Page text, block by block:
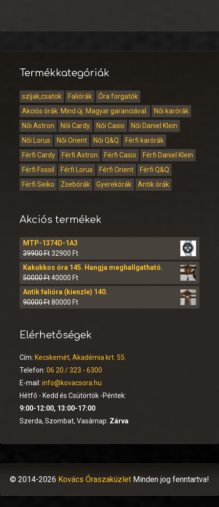
Termékkategóriák
szíjak,csatok Faliórák
Óra forgatók
Akciós órák. Mind új. Magyar garanciával.
Női karórák
Női Astron
Női Cardy Női Casio
Női Daniel Klein
Női Lorus
Női Orient Női Q&Q
Férfi karórák
Férfi Cardy
Férfi Astron Férfi Casio
Férfi Daniel Klein
Férfi Fossil
Férfi Lorus Férfi Orient
Férfi Q&Q
Férfi Seiko
Zsebórák Gyerekórák Antik órák
Akciós termékek
MTP-1374D-1A3
39900Ft32900 Ft
Kakukkos óra 145. Hangja meghallgatható.
50000Ft40000 Ft
Antik falióra (kienzle) 140.
90000Ft80000 Ft
Elérhetőségek
Cím: Kecskemét, Akadémia krt. 55.
Telefon: 06 20 / 323 - 6300
E-mail: info@kovacsora.hu
Hétfő - Kedd és Csütörtök -Péntek:
9:00-12:00, 13:00-17:00
Szerda, Szombat, Vasárnap: Zárva
© 2014-2026 Kovács Óraszaküzlet Minden jog fenntartva!